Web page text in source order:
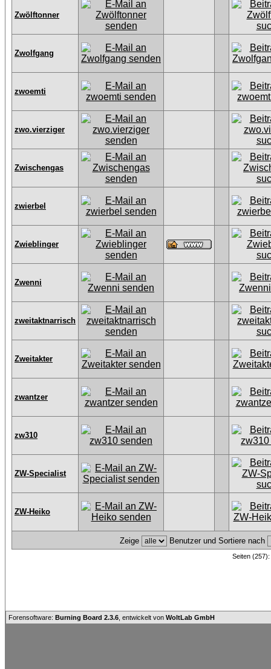
Zwölftonner
Zwolfgang
zwoemti
zwo.vierziger
Zwischengas
zwierbel
Zwieblinger
Zwenni
zweitaktnarrisch
Zweitakter
zwantzer
zw310
ZW-Specialist
ZW-Heiko
Zeige Benutzer und Sortiere nach
Seiten (257):
Forensoftware: Burning Board 2.3.6 , entwickelt von WoltLab GmbH